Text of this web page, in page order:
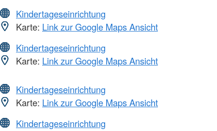
Kindertageseinrichtung
Karte: Link zur Google Maps Ansicht
Kindertageseinrichtung
Karte: Link zur Google Maps Ansicht
Kindertageseinrichtung
Karte: Link zur Google Maps Ansicht
Kindertageseinrichtung